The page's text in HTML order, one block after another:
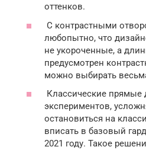
оттенков.
С контрастными
любопытно, что
не укороченные, а
предусмотрен
можно выбирать
Классические прямые
экспериментов,
остановиться на
вписать в базовый
2021 году. Такое